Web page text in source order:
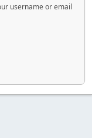
username or email